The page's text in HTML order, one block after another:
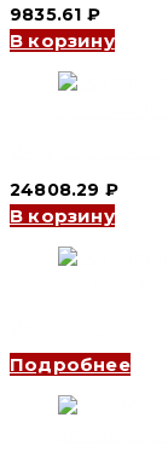
9835.61 ₽
В корзину
24808.29 ₽
В корзину
Подробнее